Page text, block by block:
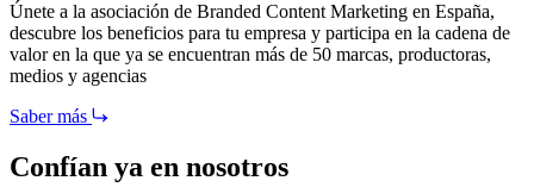
Únete a la asociación de Branded Content Marketing en España,
descubre los beneficios para tu empresa y participa en la cadena de
valor en la que ya se encuentran más de 50 marcas, productoras,
medios y agencias
Saber más
Confían ya en nosotros